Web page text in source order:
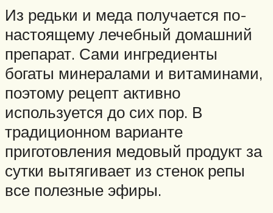
Из редьки и меда получается по-
настоящему лечебный домашний
препарат. Сами ингредиенты
богаты минералами и витаминами,
поэтому рецепт активно
используется до сих пор. В
традиционном варианте
приготовления медовый продукт за
сутки вытягивает из стенок репы
все полезные эфиры.